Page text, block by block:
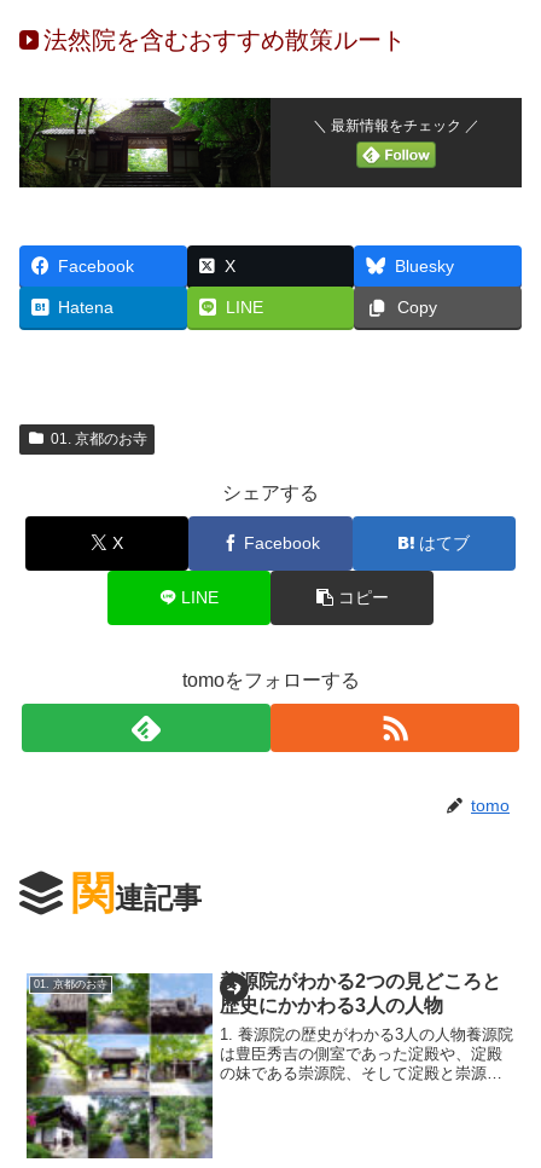
法然院を含むおすすめ散策ルート
＼ 最新情報をチェック ／
Facebook X Bluesky
Hatena LINE Copy
01. 京都のお寺
シェアする
X Facebook はてブ
LINE コピー
tomoをフォローする
tomo
関連記事
01. 京都のお寺
養源院がわかる2つの見どころと
歴史にかかわる3人の人物
1. 養源院の歴史がわかる3人の人物養源院
は豊臣秀吉の側室であった淀殿や、淀殿
の妹である崇源院、そして淀殿と崇源院